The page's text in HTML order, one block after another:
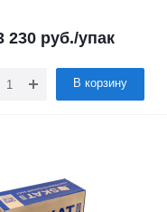
230руб./упак
В корзину